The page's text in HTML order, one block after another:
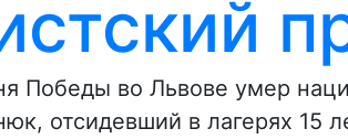
Победы во Львове умер
отсидевший в лагерях 15